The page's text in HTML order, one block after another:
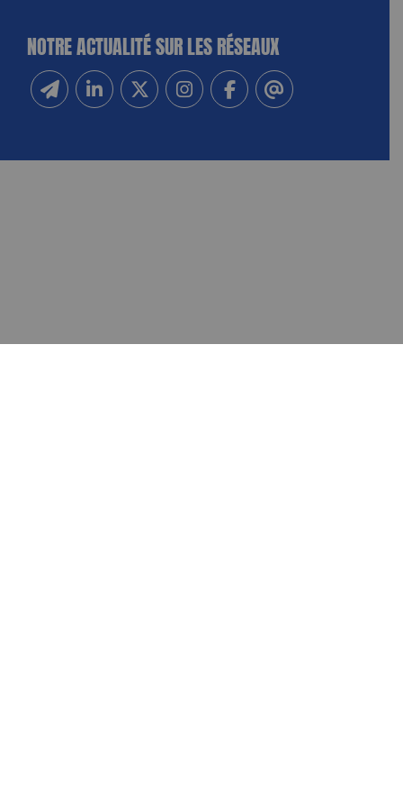
NOTRE ACTUALITÉ SUR LES RÉSEAUX